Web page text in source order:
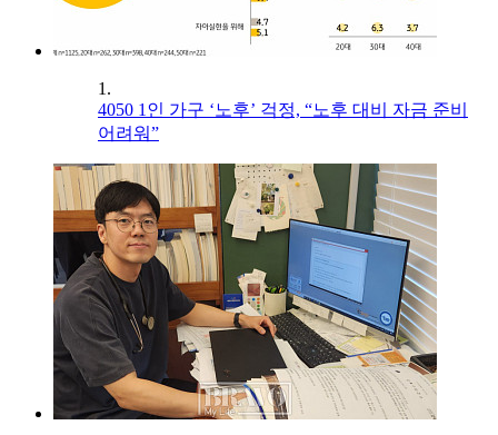
1.
4050 1인 가구 ‘노후’ 걱정, “노후 대비 자금 준비
어려워”